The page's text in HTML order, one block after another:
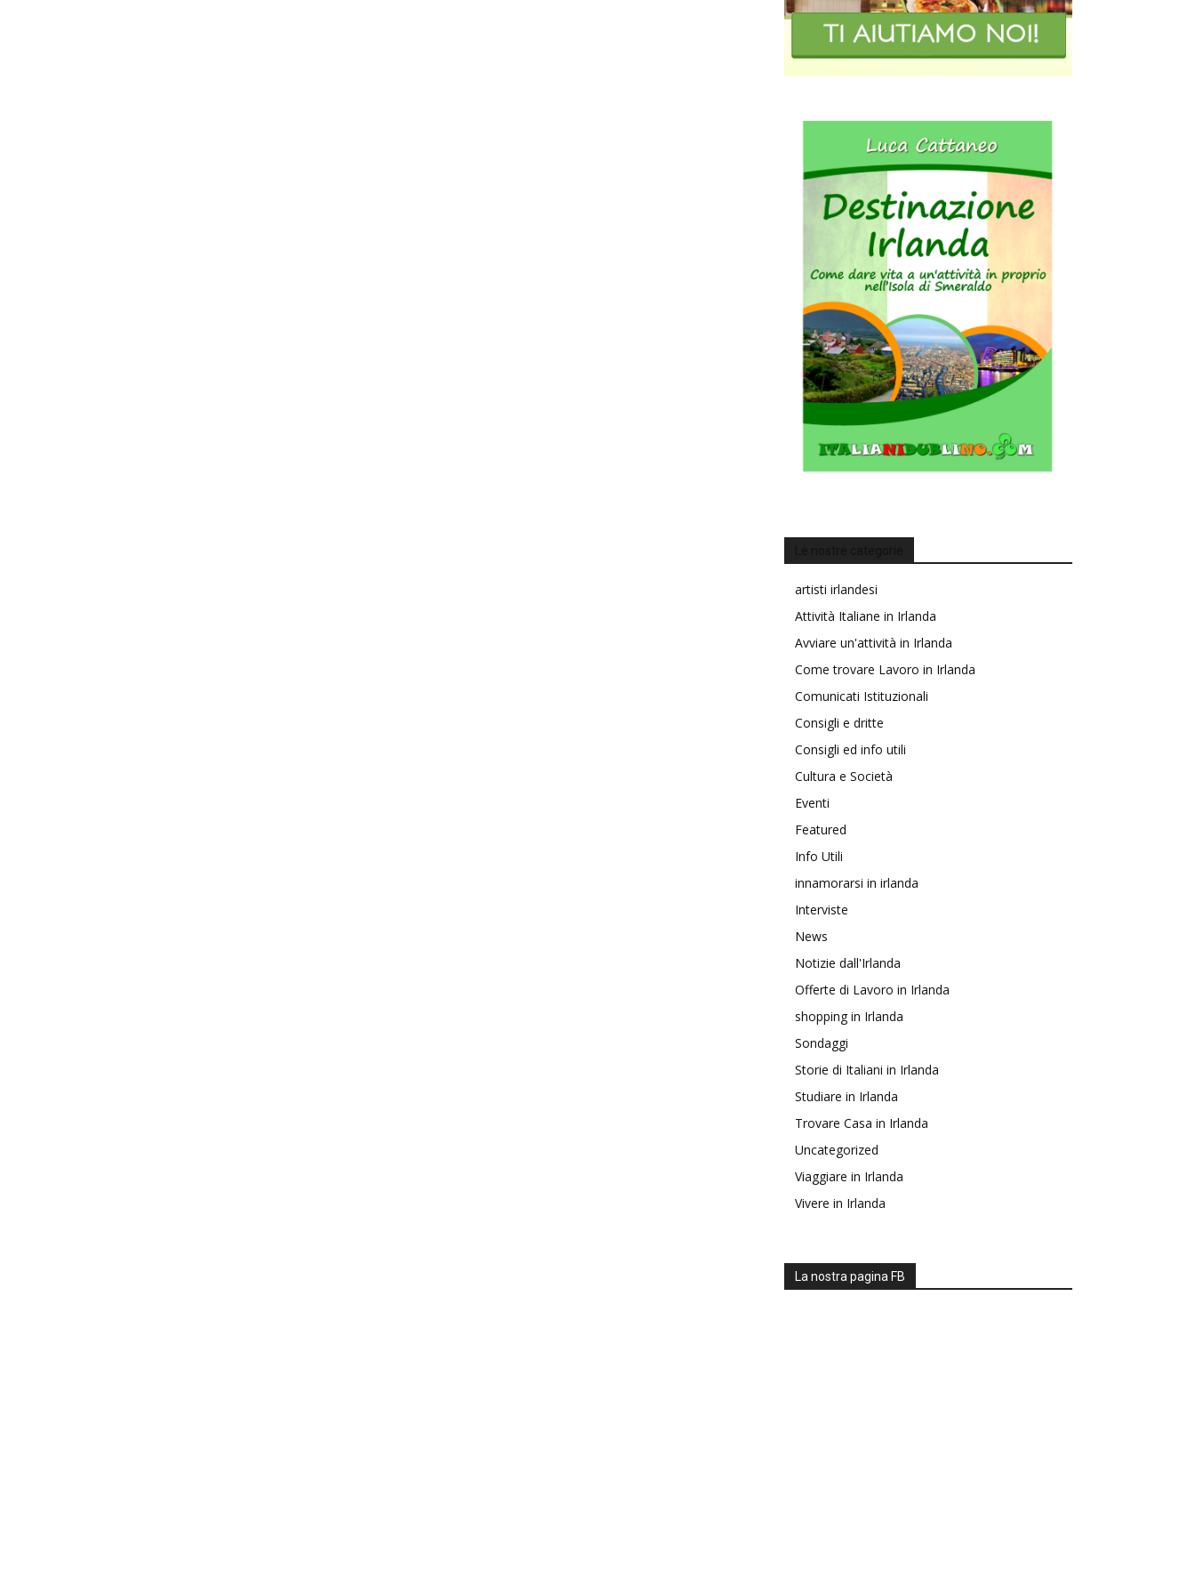
artisti irlandesi
Attività Italiane in Irlanda
Avviare un'attività in Irlanda
Come trovare Lavoro in Irlanda
Comunicati Istituzionali
Consigli e dritte
Consigli ed info utili
Cultura e Società
Eventi
Featured
Info Utili
innamorarsi in irlanda
Interviste
News
Notizie dall'Irlanda
Offerte di Lavoro in Irlanda
shopping in Irlanda
Sondaggi
Storie di Italiani in Irlanda
Studiare in Irlanda
Trovare Casa in Irlanda
Uncategorized
Viaggiare in Irlanda
Vivere in Irlanda
La nostra pagina FB